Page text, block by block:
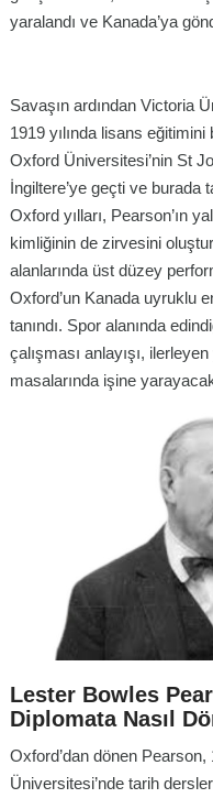
yaralandı ve Kanada’ya
Savaşın ardından Victoria
1919 yılında lisans eğitimini
Oxford Üniversitesi’nin St
İngiltere’ye geçti ve burada
Oxford yılları, Pearson’ın
kimliğinin de zirvesini
alanlarında üst düzey
Oxford’un Kanada uyruklu
tanındı. Spor alanında
çalışması anlayışı,
masalarında işine
Lester Bowles
Diplomata Nasıl
Oxford’dan dönen Pearson,
Üniversitesi’nde tarih